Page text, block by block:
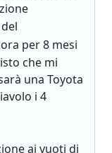
per 8 mesi
che mi
una Toyota
i 4
ai vuoti di